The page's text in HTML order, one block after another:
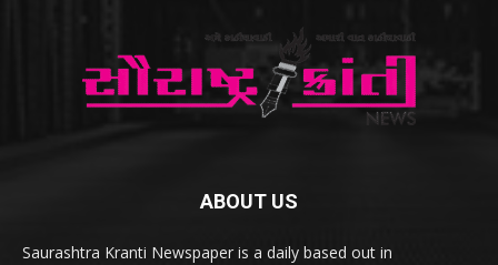
ABOUT US
Saurashtra Kranti Newspaper is a daily based out in